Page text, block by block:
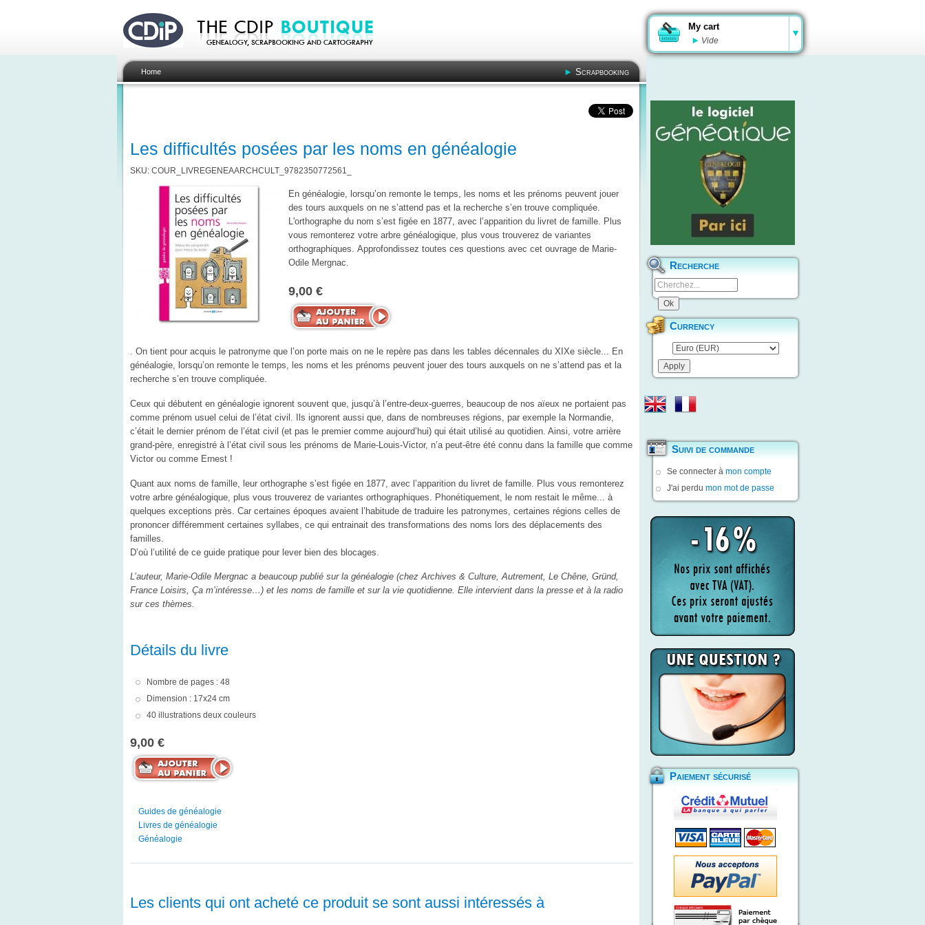
My cart
Vide
Home Scrapbooking
Les difficultés posées par les noms en généalogie
SKU: COUR_LIVREGENEAARCHCULT_9782350772561_
En généalogie, lorsqu’on remonte le temps, les noms et les prénoms peuvent jouer
des tours auxquels on ne s’attend pas et la recherche s’en trouve compliquée.
L'orthographe du nom s’est figée en 1877, avec l’apparition du livret de famille. Plus
vous remonterez votre arbre généalogique, plus vous trouverez de variantes
orthographiques. Approfondissez toutes ces questions avec cet ouvrage de Marie-
Odile Mergnac.
9,00 €
. On tient pour acquis le patronyme que l’on porte mais on ne le repère pas dans les tables décennales du XIXe siècle... En
généalogie, lorsqu’on remonte le temps, les noms et les prénoms peuvent jouer des tours auxquels on ne s’attend pas et la
recherche s’en trouve compliquée.
Ceux qui débutent en généalogie ignorent souvent que, jusqu’à l’entre-deux-guerres, beaucoup de nos aïeux ne portaient pas
comme prénom usuel celui de l’état civil. Ils ignorent aussi que, dans de nombreuses régions, par exemple la Normandie,
c’était le dernier prénom de l’état civil (et pas le premier comme aujourd’hui) qui était utilisé au quotidien. Ainsi, votre arrière
grand-père, enregistré à l’état civil sous les prénoms de Marie-Louis-Victor, n’a peut-être été connu dans la famille que comme
Victor ou comme Ernest !
Quant aux noms de famille, leur orthographe s’est figée en 1877, avec l’apparition du livret de famille. Plus vous remonterez
votre arbre généalogique, plus vous trouverez de variantes orthographiques. Phonétiquement, le nom restait le même... à
quelques exceptions près. Car certaines époques avaient l’habitude de traduire les patronymes, certaines régions celles de
prononcer différemment certaines syllabes, ce qui entrainait des transformations des noms lors des déplacements des
familles.
D’où l’utilité de ce guide pratique pour lever bien des blocages.
L’auteur, Marie-Odile Mergnac a beaucoup publié sur la généalogie (chez Archives & Culture, Autrement, Le Chêne, Gründ,
France Loisirs, Ça m’intéresse…) et les noms de famille et sur la vie quotidienne. Elle intervient dans la presse et à la radio
sur ces thèmes.
Détails du livre
Nombre de pages : 48
Dimension : 17x24 cm
40 illustrations deux couleurs
9,00 €
Guides de généalogie
Livres de généalogie
Généalogie
Les clients qui ont acheté ce produit se sont aussi intéressés à
Recherche
Currency
Suivi de commande
Se connecter à mon compte
J'ai perdu mon mot de passe
Paiement sécurisé